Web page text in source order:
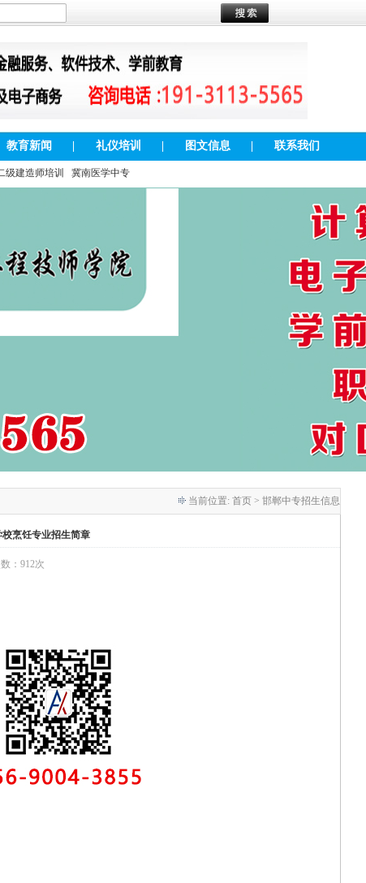
教育新闻 礼仪培训 图文信息 联系我们
级建造师培训 冀南医学中专
当前位置: 首页 > 邯郸中专招生信息
烹饪专业招生简章
：912次